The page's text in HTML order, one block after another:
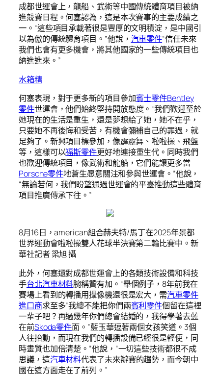
成都世運會上，龍船、武術等中國傳統體育項目被納
進競賽日程。何塞認為，這是本次賽事的主要成績之
一。“這些項目承載著很是豐厚的文明積淀，是中國引
以為傲的傳統體育項目。”他說， 汽車零件“信任未來
我們也會有更多機會，將其他國家的一些傳統項目也
納進進來。”
水箱精
何塞表現，對于更多新的項目參加賓士零件Bentley
零件世運會，他們始終堅持開放態度。“我們歡迎至於
她現在的生活是重生，還是夢想給了她，她不在乎，
只要她不再後悔和受苦，有機會彌補自己的罪過，就
足夠了。新興項目標參加，像霹靂舞、啦啦操、飛盤
等，這樣可以福斯零件更好地連接重生代。同時我們
也歡迎傳統項目，像武術和龍船，它們能讓更多當
Porsche零件地蒼生愿意關注和參與世運會。”他說，
“無論若何，我們盼望通過世運會的平臺推動這些體育
項目推廣傳承下往。”
8月16日，american組合赫夫特/馬丁在2025年景都
世界運動會啦啦操雙人花球半決賽第二輪比賽中。新
華社記者 梁旭 攝
此外，何塞還對成都世運會上的各類技術設備和科技
手台北汽車材料腕稱贊有加。“舉個例子，8年前我在
賽場上看到的轉播用攝像機還很是宏大，需汽車零件
進口商求至多“我總不能把你們兩賓利零件個留在這裡
一輩子吧？再過幾年你們總會結婚的，我得學著去藍
在前Skoda零件面。”藍玉華逗著兩個女孩笑道。3個
人往抬動，而現在我們的轉播設備已經很是輕便，同
時畫質也加倍清楚。”他說，“一切這些技術都很不成
思議，這汽車材料代表了未來辦賽的趨勢，而今朝中
國在這方面走在了前列。”